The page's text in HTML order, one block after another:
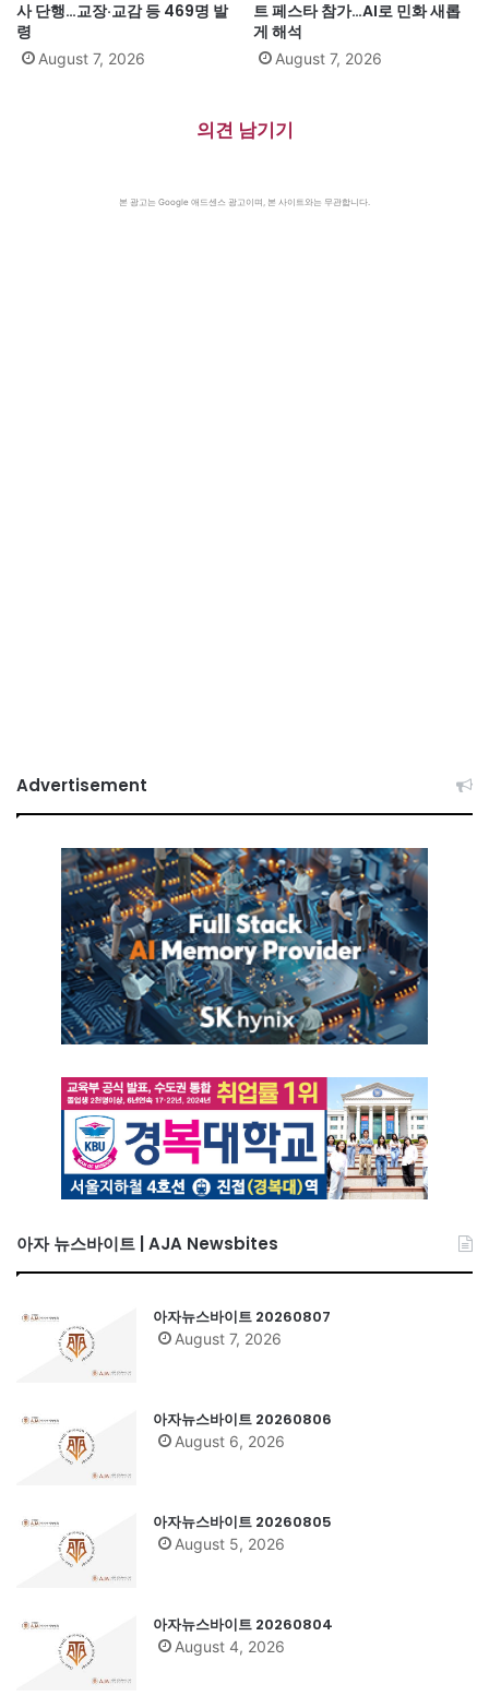
사 단행…교장·교감 등 469명 발
령
August 7, 2026
트 페스타 참가…AI로 민화 새롭
게 해석
August 7, 2026
의견 남기기
본 광고는 Google 애드센스 광고이며, 본 사이트와는 무관합니다.
Advertisement
아자 뉴스바이트 | AJA Newsbites
아자뉴스바이트 20260807
August 7, 2026
아자뉴스바이트 20260806
August 6, 2026
아자뉴스바이트 20260805
August 5, 2026
아자뉴스바이트 20260804
August 4, 2026